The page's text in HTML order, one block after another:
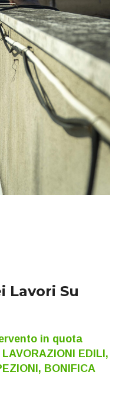
Lavori Su
in quota
EDILI,
BONIFICA